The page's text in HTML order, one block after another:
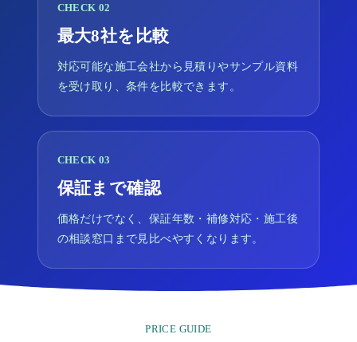
CHECK 02
最大8社を比較
対応可能な施工会社から見積りやサンプル資料
を受け取り、条件を比較できます。
CHECK 03
保証まで確認
価格だけでなく、保証年数・補修対応・施工後
の相談窓口まで見比べやすくなります。
PRICE GUIDE